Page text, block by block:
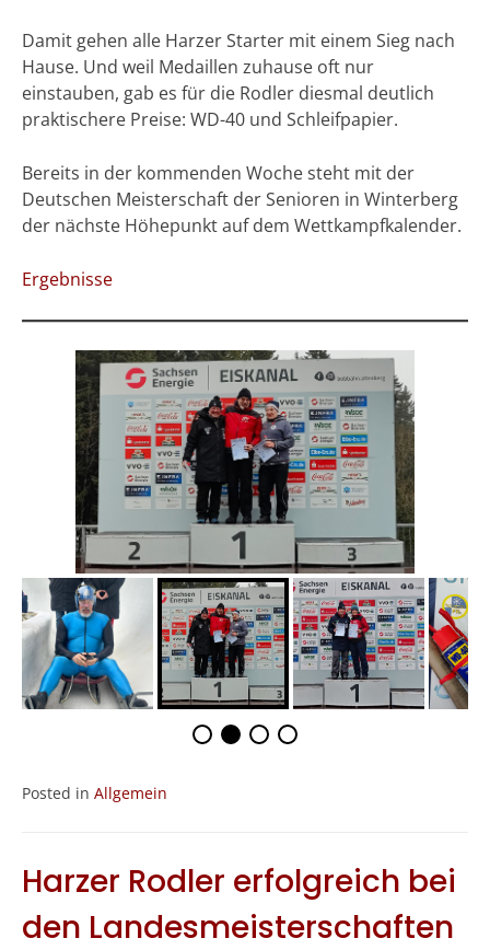
Damit gehen alle Harzer Starter mit einem Sieg nach
Hause. Und weil Medaillen zuhause oft nur
einstauben, gab es für die Rodler diesmal deutlich
praktischere Preise: WD-40 und Schleifpapier.
Bereits in der kommenden Woche steht mit der
Deutschen Meisterschaft der Senioren in Winterberg
der nächste Höhepunkt auf dem Wettkampfkalender.
Ergebnisse
Posted in Allgemein
Harzer Rodler erfolgreich bei
den Landesmeisterschaften